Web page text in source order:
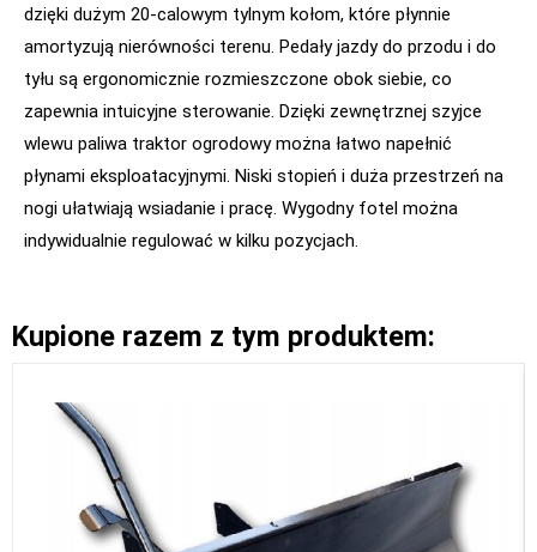
dzięki dużym 20-calowym tylnym kołom, które płynnie
amortyzują nierówności terenu. Pedały jazdy do przodu i do
tyłu są ergonomicznie rozmieszczone obok siebie, co
zapewnia intuicyjne sterowanie. Dzięki zewnętrznej szyjce
wlewu paliwa traktor ogrodowy można łatwo napełnić
płynami eksploatacyjnymi. Niski stopień i duża przestrzeń na
nogi ułatwiają wsiadanie i pracę. Wygodny fotel można
indywidualnie regulować w kilku pozycjach.
Kupione razem z tym produktem: